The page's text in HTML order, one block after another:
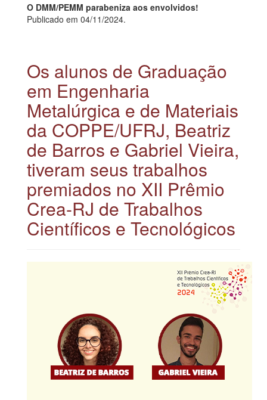
O DMM/PEMM parabeniza aos envolvidos!
Publicado em 04/11/2024.
Os alunos de Graduação
em Engenharia
Metalúrgica e de Materiais
da COPPE/UFRJ, Beatriz
de Barros e Gabriel Vieira,
tiveram seus trabalhos
premiados no XII Prêmio
Crea-RJ de Trabalhos
Científicos e Tecnológicos